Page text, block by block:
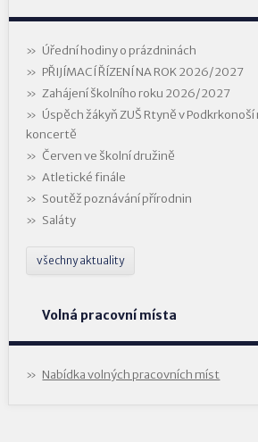
Úřední hodiny o prázdninách
PŘIJÍMACÍ ŘÍZENÍ NA ROK 2026/2027
Zahájení školního roku 2026/2027
Úspěch žákyň ZUŠ Rtyně v
koncertě
Červen ve školní družině
Atletické finále
Soutěž poznávání přírodnin
Saláty
všechny aktuality
Volná pracovní místa
Nabídka volných pracovních míst